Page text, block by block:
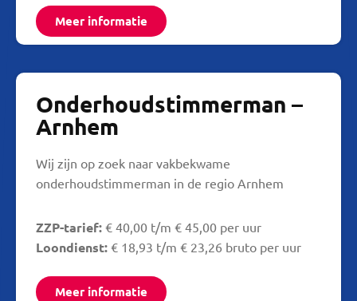
Meer informatie
Onderhoudstimmerman –
Arnhem
Wij zijn op zoek naar vakbekwame
onderhoudstimmerman in de regio Arnhem
ZZP-tarief: € 40,00 t/m € 45,00 per uur
Loondienst: € 18,93 t/m € 23,26 bruto per uur
Meer informatie